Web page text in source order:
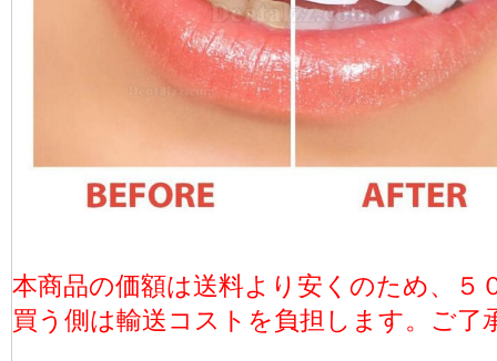
本商品の価額は送料より安くのため、５
買う側は輸送コストを負担します。ご了